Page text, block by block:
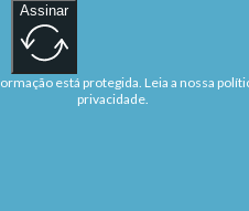
Assinar
está protegida. Leia a nossa
privacidade.